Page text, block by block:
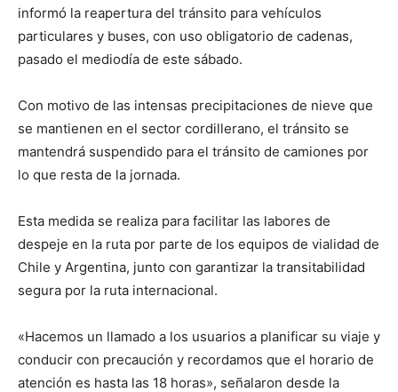
informó la reapertura del tránsito para vehículos
particulares y buses, con uso obligatorio de cadenas,
pasado el mediodía de este sábado.
Con motivo de las intensas precipitaciones de nieve que
se mantienen en el sector cordillerano, el tránsito se
mantendrá suspendido para el tránsito de camiones por
lo que resta de la jornada.
Esta medida se realiza para facilitar las labores de
despeje en la ruta por parte de los equipos de vialidad de
Chile y Argentina, junto con garantizar la transitabilidad
segura por la ruta internacional.
«Hacemos un llamado a los usuarios a planificar su viaje y
conducir con precaución y recordamos que el horario de
atención es hasta las 18 horas», señalaron desde la